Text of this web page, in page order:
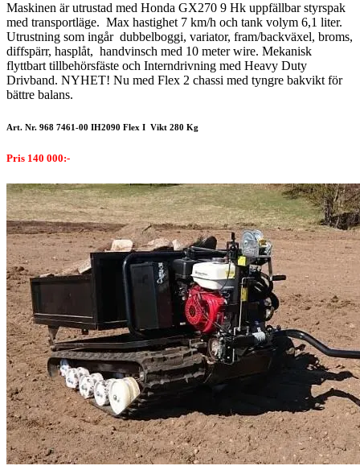
Maskinen är utrustad med Honda GX270 9 Hk uppfällbar styrspak
med transportläge. Max hastighet 7 km/h och tank volym 6,1 liter.
Utrustning som ingår dubbelboggi, variator, fram/backväxel, broms,
diffspärr, hasplåt, handvinsch med 10 meter wire. Mekanisk
flyttbart tillbehörsfäste och Interndrivning med Heavy Duty
Drivband. NYHET! Nu med Flex 2 chassi med tyngre bakvikt för
bättre balans.
Art. Nr. 968 7461-00 IH2090 Flex I Vikt 280 Kg
Pris 140 000:-